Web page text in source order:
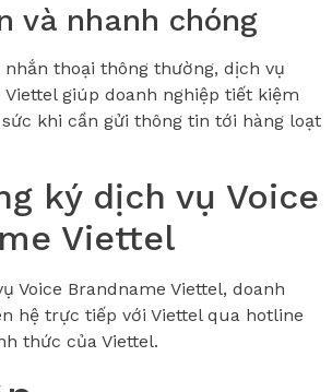
và nhanh chóng
nhắn thoại thông thường, dịch vụ
Viettel giúp doanh nghiệp tiết kiệm
khi cần gửi thông tin tới hàng loạt
ký dịch vụ Voice
Viettel
Voice Brandname Viettel, doanh
hệ trực tiếp với Viettel qua hotline
thức của Viettel.